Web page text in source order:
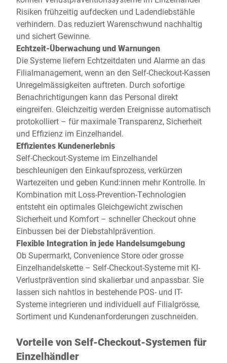
Risiken frühzeitig aufdecken und Ladendiebstähle
verhindern. Das reduziert Warenschwund nachhaltig
und sichert Gewinne.
Echtzeit-Überwachung und Warnungen
Die Systeme liefern Echtzeitdaten und Alarme an das
Filialmanagement, wenn an den Self-Checkout-Kassen
Unregelmässigkeiten auftreten. Durch sofortige
Benachrichtigungen kann das Personal direkt
eingreifen. Gleichzeitig werden Ereignisse automatisch
protokolliert – für maximale Transparenz, Sicherheit
und Effizienz im Einzelhandel.
Effizientes Kundenerlebnis
Self-Checkout-Systeme im Einzelhandel
beschleunigen den Einkaufsprozess, verkürzen
Wartezeiten und geben Kund:innen mehr Kontrolle. In
Kombination mit Loss-Prevention-Technologien
entsteht ein optimales Gleichgewicht zwischen
Sicherheit und Komfort – schneller Checkout ohne
Einbussen bei der Diebstahlprävention.
Flexible Integration in jede Handelsumgebung
Ob Supermarkt, Convenience Store oder grosse
Einzelhandelskette – Self-Checkout-Systeme mit KI-
Verlustprävention sind skalierbar und anpassbar. Sie
lassen sich nahtlos in bestehende POS- und IT-
Systeme integrieren und individuell auf Filialgrösse,
Sortiment und Kundenanforderungen zuschneiden.
Vorteile von Self-Checkout-Systemen für
Einzelhändler